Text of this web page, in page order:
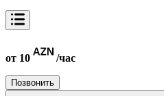
от 10 /час
Позвонить